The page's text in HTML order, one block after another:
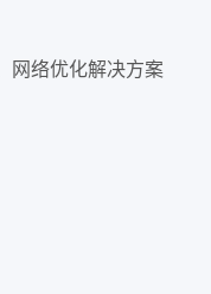
网络优化解决方案